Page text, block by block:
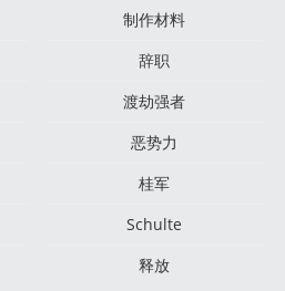
制作材料
辞职
渡劫强者
恶势力
桂军
Schulte
释放